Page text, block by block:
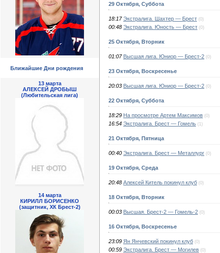
Ближайшие Дни рождения
13 марта
АЛЕКСЕЙ ДРОБЫШ
(Любительская лига)
14 марта
КИРИЛЛ БОРИСЕНКО
(защитник, ХК Брест-2)
29 Октября, Суббота
18:17 Экстралига. Шахтер — Брест (0)
00:48 Экстралига. Юность — Брест (0)
25 Октября, Вторник
01:07 Высшая лига. Юниор — Брест-2 (0)
23 Октября, Воскресенье
20:03 Высшая лига. Юниор — Брест-2 (0)
22 Октября, Суббота
18:29 На просмотре Артем Максимов (0)
16:54 Экстралига. Брест — Гомель (1)
21 Октября, Пятница
00:40 Экстралига. Брест — Металлург (0)
19 Октября, Среда
20:48 Алексей Китель покинул клуб (0)
18 Октября, Вторник
00:03 Высшая. Брест-2 — Гомель-2 (0)
16 Октября, Воскресенье
23:09 Ян Янчевский покинул клуб (0)
00:59 Экстралига. Брест — Могилев (0)